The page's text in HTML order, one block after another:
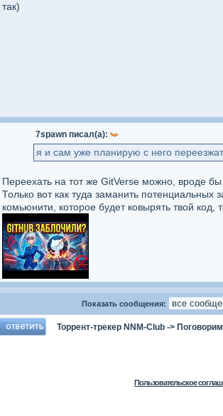
так)
7spawn писал(а):
я и сам уже планирую с него
Переехать на тот же GitVerse можно, вроде
Только вот как туда заманить потенциальных
комьюнити, которое будет ковырять твой код,
Показать сообщения:
Торрент-трекер NNM-Club -> Поговорим
Пользовательское